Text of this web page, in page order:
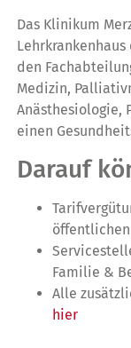
Das Klinikum
den
Medizin,
Anästhesiologie,
einen
Darauf
öffentlichen
Familie &
Alle
hier